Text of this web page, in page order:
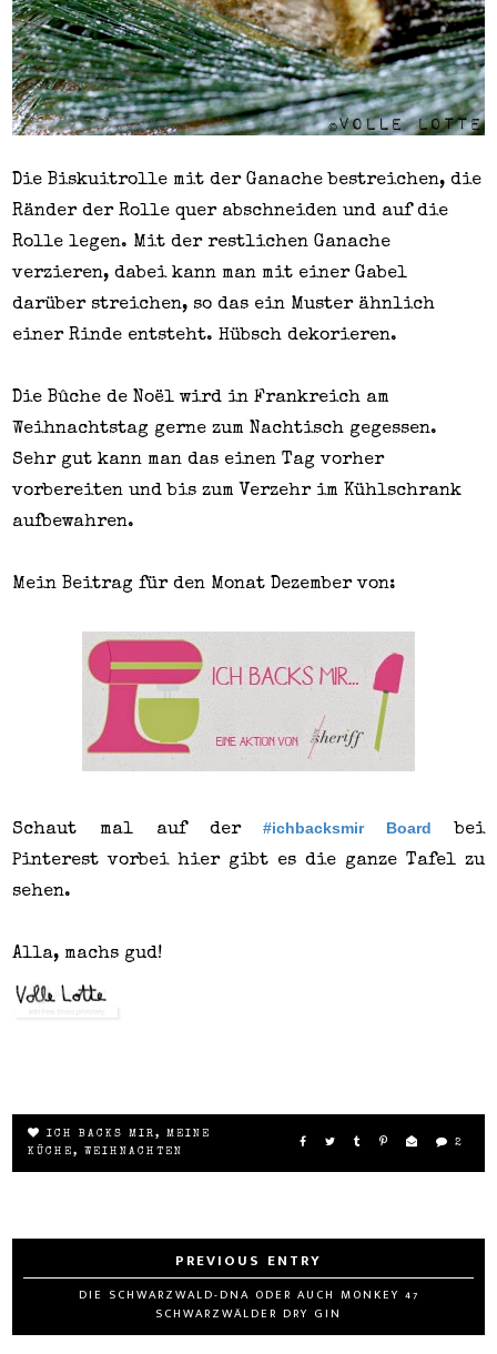
Die Biskuitrolle mit der Ganache bestreichen, die
Ränder der Rolle quer abschneiden und auf die
Rolle legen. Mit der restlichen Ganache
verzieren, dabei kann man mit einer Gabel
darüber streichen, so das ein Muster ähnlich
einer Rinde entsteht. Hübsch dekorieren.
Die Bûche de Noël wird in Frankreich am
Weihnachtstag gerne zum Nachtisch gegessen.
Sehr gut kann man das einen Tag vorher
vorbereiten und bis zum Verzehr im Kühlschrank
aufbewahren.
Mein Beitrag für den Monat Dezember von:
Schaut mal auf der#ichbacksmir Board bei
Pinterest vorbei hier gibt es die ganze Tafel zu
sehen.
Alla, machs gud!
ICH BACKS MIR,MEINE
KÜCHE, WEIHNACHTEN
2
DIE SCHWARZWALD-DNA ODER AUCH MONKEY 47
SCHWARZWÄLDER DRY GIN